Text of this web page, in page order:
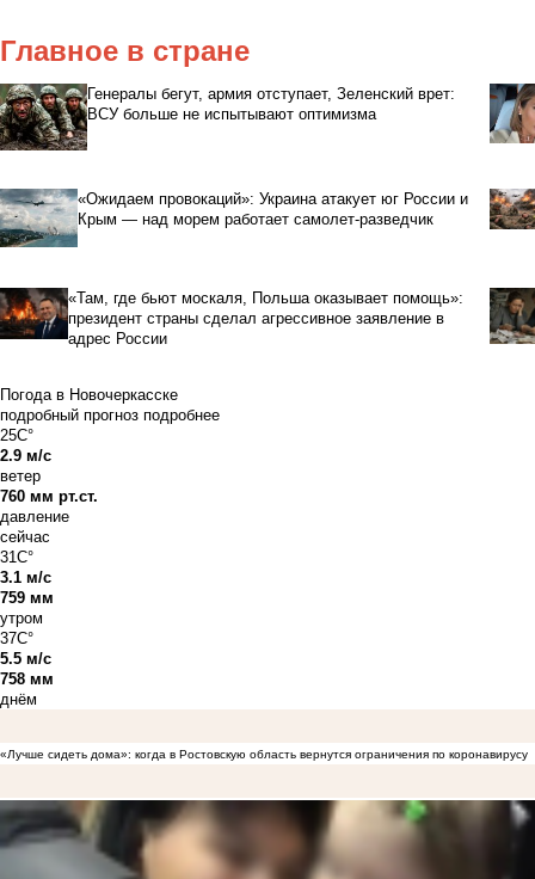
Главное в стране
Генералы бегут, армия отступает, Зеленский врет:
ВСУ больше не испытывают оптимизма
«Ожидаем провокаций»: Украина атакует юг России и
Крым — над морем работает самолет-разведчик
«Там, где бьют москаля, Польша оказывает помощь»:
президент страны сделал агрессивное заявление в
адрес России
Погода в Новочеркасске
подробный прогноз подробнее
25C°
2.9 м/с
ветер
760 мм рт.ст.
давление
сейчас
31C°
3.1 м/с
759 мм
утром
37C°
5.5 м/с
758 мм
днём
«Лучше сидеть дома»: когда в Ростовскую область вернутся ограничения по коронавирусу